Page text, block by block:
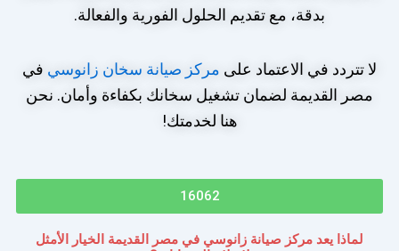
بدقة، مع تقديم الحلول الفورية والفعالة.
لا تتردد في الاعتماد على مركز صيانة سخان زانوسي في
مصر القديمة لضمان تشغيل سخانك بكفاءة وأمان. نحن
هنا لخدمتك!
16062
لماذا يعد مركز صيانة زانوسي في مصر القديمة الخيار الأمثل